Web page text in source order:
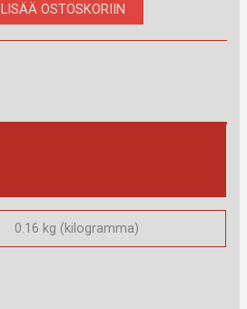
LISÄÄ OSTOSKORIIN
0.16 kg (kilogramma)